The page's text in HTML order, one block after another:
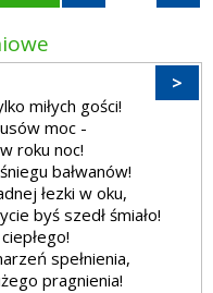
>
miłych gości!
moc -
roku noc!
bałwanów!
łezki w oku,
byś szedł śmiało!
spełnienia,
pragnienia!